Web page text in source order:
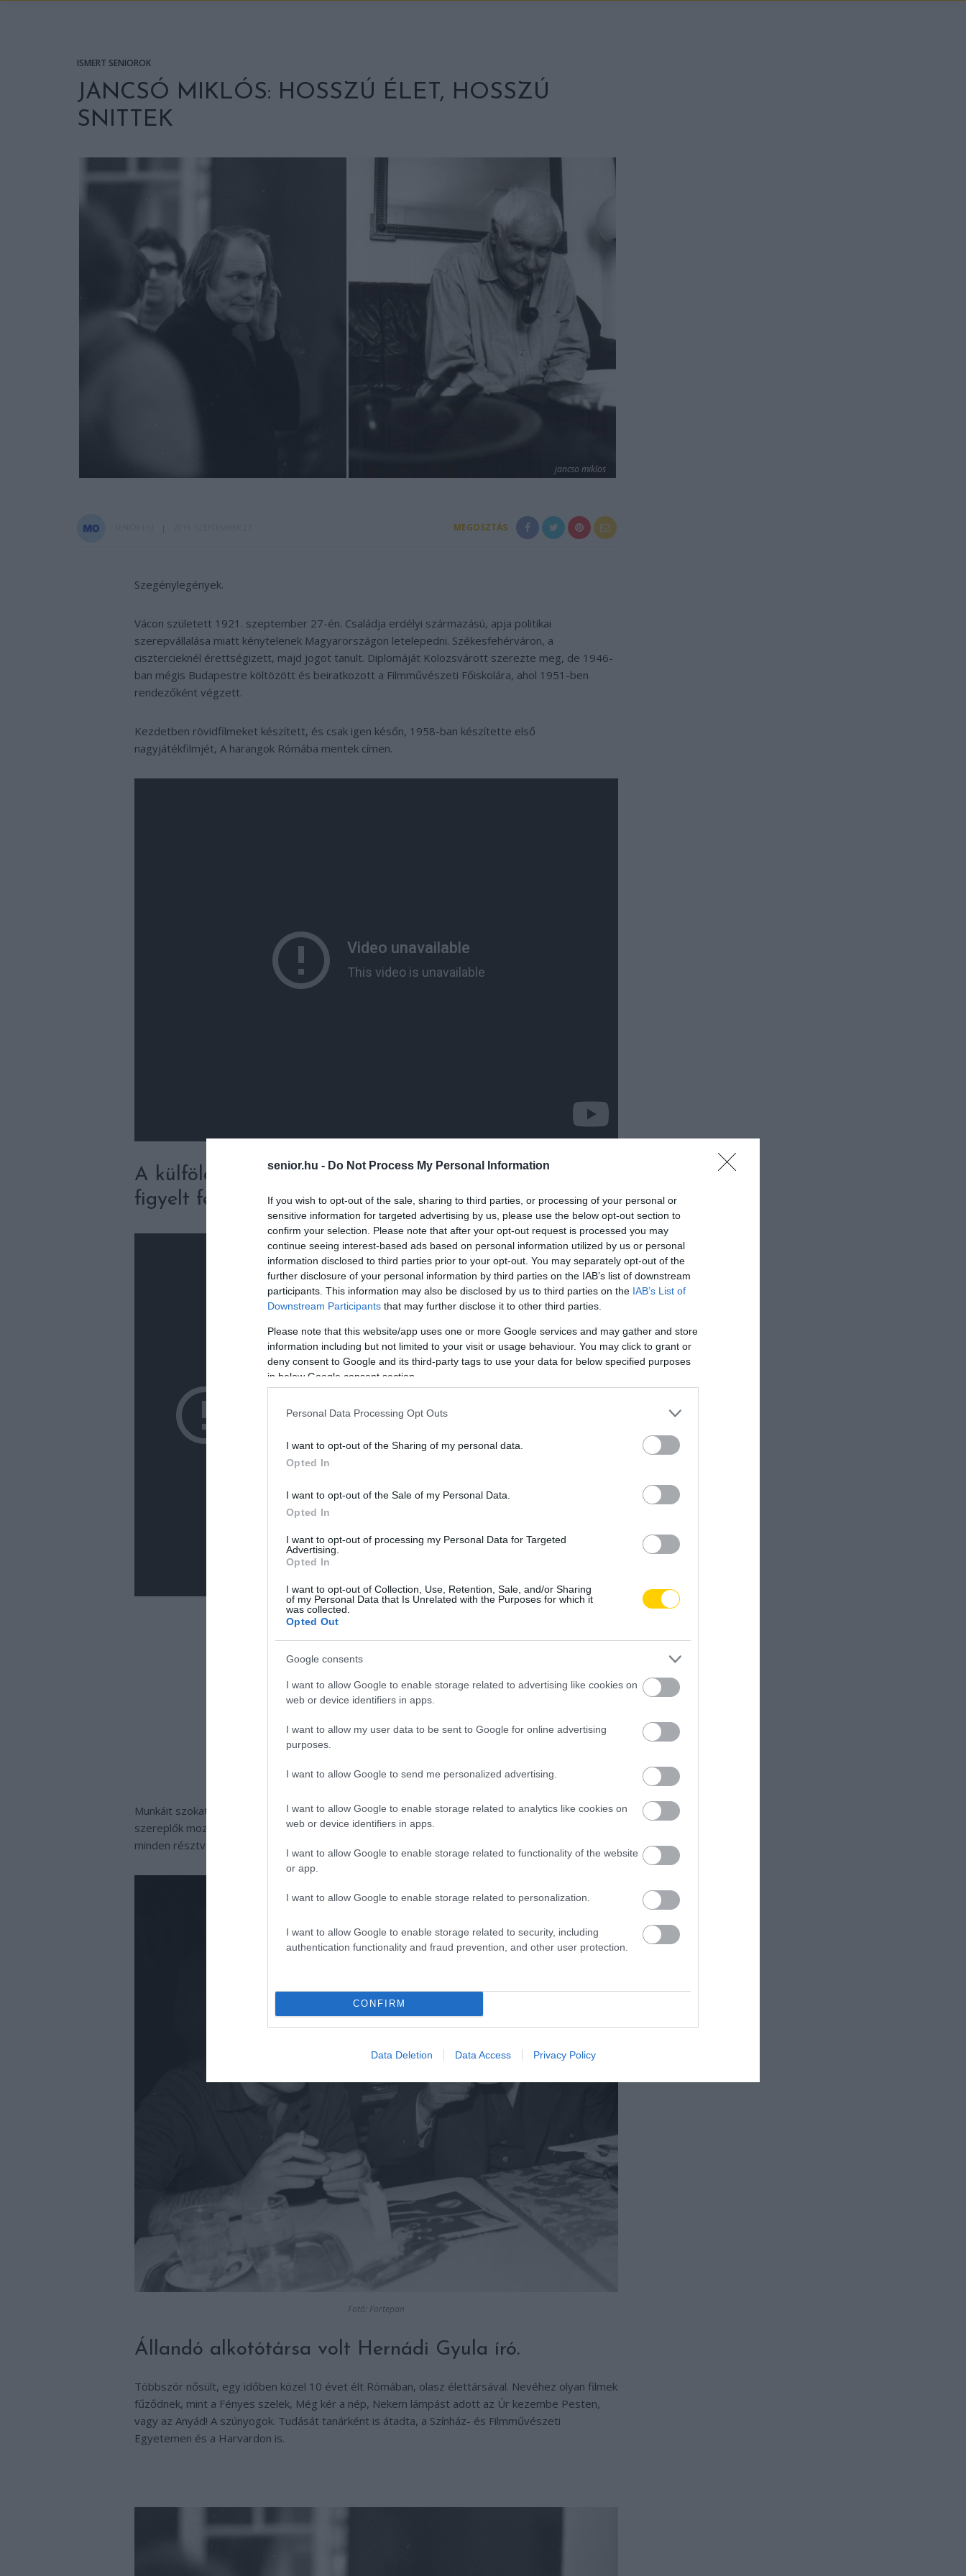
senior.hu - Do Not Process My Personal Information
If you wish to opt-out of the sale, sharing to third parties, or processing of your personal or
sensitive information for targeted advertising by us, please use the below opt-out section to
confirm your selection. Please note that after your opt-out request is processed you may
continue seeing interest-based ads based on personal information utilized by us or personal
information disclosed to third parties prior to your opt-out. You may separately opt-out of the
further disclosure of your personal information by third parties on the IAB’s list of downstream
participants. This information may also be disclosed by us to third parties on the IAB’s List of
Downstream Participants that may further disclose it to other third parties.
Please note that this website/app uses one or more Google services and may gather and store
information including but not limited to your visit or usage behaviour. You may click to grant or
deny consent to Google and its third-party tags to use your data for below specified purposes
in below Google consent section.
Personal Data Processing Opt Outs
I want to opt-out of the Sharing of my personal data.
Opted In
I want to opt-out of the Sale of my Personal Data.
Opted In
I want to opt-out of processing my Personal Data for Targeted
Advertising.
Opted In
I want to opt-out of Collection, Use, Retention, Sale, and/or Sharing
of my Personal Data that Is Unrelated with the Purposes for which it
was collected.
Opted Out
Google consents
I want to allow Google to enable storage related to advertising like cookies on
web or device identifiers in apps.
I want to allow my user data to be sent to Google for online advertising
purposes.
I want to allow Google to send me personalized advertising.
I want to allow Google to enable storage related to analytics like cookies on
web or device identifiers in apps.
I want to allow Google to enable storage related to functionality of the website
or app.
I want to allow Google to enable storage related to personalization.
I want to allow Google to enable storage related to security, including
authentication functionality and fraud prevention, and other user protection.
CONFIRM
Data Deletion Data Access Privacy Policy
ISMERT SENIOROK
JANCSÓ MIKLÓS: HOSSZÚ ÉLET, HOSSZÚ
SNITTEK
jancso miklos
MEGOSZTÁS
Szegénylegények.
Vácon született 1921. szeptember 27-én. Családja erdélyi származású, apja politikai
szerepvállalása miatt kénytelenek Magyarországon letelepedni. Székesfehérváron, a
cisztercieknél érettségizett, majd jogot tanult. Diplomáját Kolozsvárott szerezte meg, de 1946-
ban mégis Budapestre költözött és beiratkozott a Filmművészeti Főiskolára, ahol 1951-ben
rendezőként végzett.
Kezdetben rövidfilmeket készített, és csak igen későn, 1958-ban készítette első
nagyjátékfilmjét, A harangok Rómába mentek címen.
A külföldi kritika először a Szegénylegények c. filmjére
figyelt fel.
Munkáit szokatlanul hosszú snittek jellemzik, amely vágás nélküli, folyamatos felvételt jelent. A
szereplők mozgatása – akár percekig – adja a filmszerűséget, ami nagy összpontosítást igényel
minden résztvevőtől.
Fotó: Fortepan
Állandó alkotótársa volt Hernádi Gyula író.
Többször nősült, egy időben közel 10 évet élt Rómában, olasz élettársával. Nevéhez olyan filmek
fűződnek, mint a Fényes szelek, Még kér a nép, Nekem lámpást adott az Úr kezembe Pesten,
vagy az Anyád! A szúnyogok. Tudását tanárként is átadta, a Színház- és Filmművészeti
Egyetemen és a Harvardon is.